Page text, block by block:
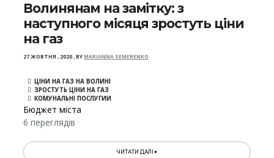
Волинянам на замітку: з
наступного місяця зростуть ціни
на газ
27 ЖОВТНЯ , 2020,BYMARIANNA SEMERENKO
ЦІНИ НА ГАЗ НА ВОЛИНІ
ЗРОСТУТЬ ЦІНИ НА ГАЗ
КОМУНАЛЬНІ ПОСЛУГИИ
Бюджет міста
6 переглядів
ЧИТАТИ ДАЛІ